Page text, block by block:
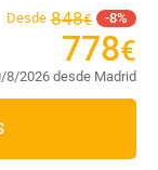
Desde 848€ 8
778€
8/2026 desde Madrid